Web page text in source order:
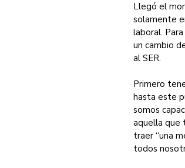
Llegó el
solamente
laboral.
un cambio
al SER.
Primero
hasta este
somos
aquella que
traer “una
todos